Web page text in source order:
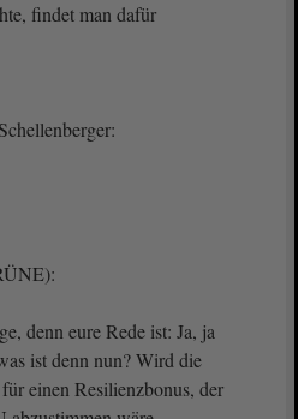
findet man dafür
denn eure Rede ist: Ja, ja
ist denn nun? Wird die
einen Resilienzbonus, der